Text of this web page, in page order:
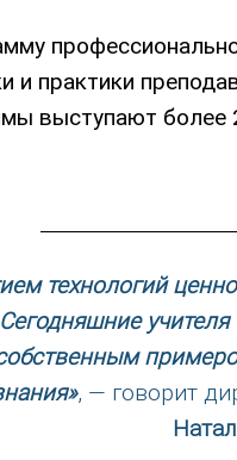
и практики
выступают
технологий
, — говорит